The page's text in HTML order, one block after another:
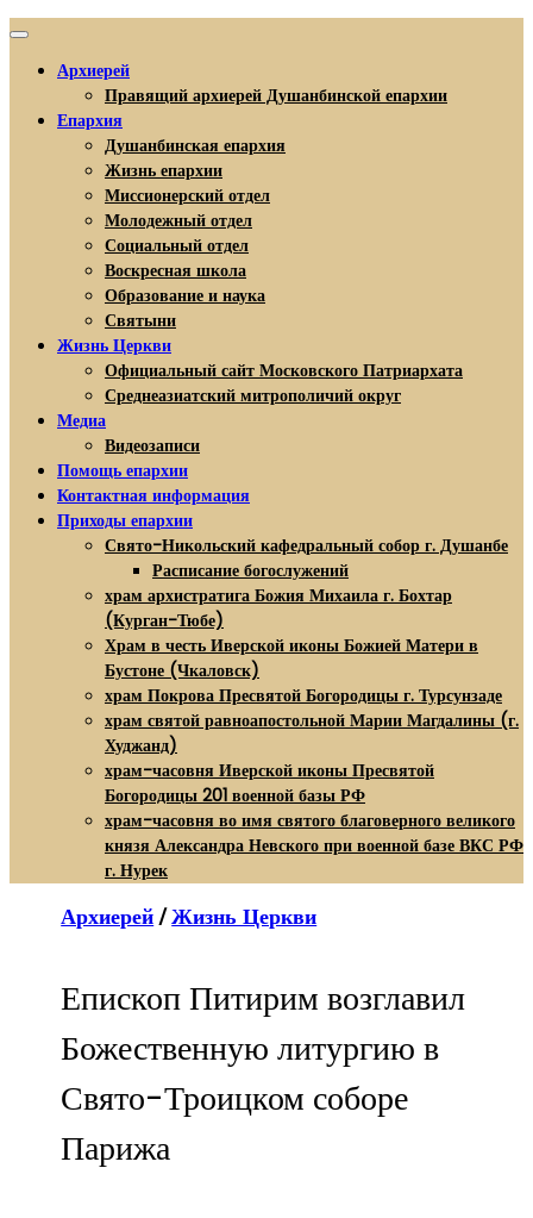
Архиерей
Правящий архиерей Душанбинской епархии
Епархия
Душанбинская епархия
Жизнь епархии
Миссионерский отдел
Молодежный отдел
Социальный отдел
Воскресная школа
Образование и наука
Святыни
Жизнь Церкви
Официальный сайт Московского Патриархата
Среднеазиатский митрополичий округ
Медиа
Видеозаписи
Помощь епархии
Контактная информация
Приходы епархии
Свято-Никольский кафедральный собор г. Душанбе
Расписание богослужений
храм архистратига Божия Михаила г. Бохтар
(Курган-Тюбе)
Храм в честь Иверской иконы Божией Матери в
Бустоне (Чкаловск)
храм Покрова Пресвятой Богородицы г. Турсунзаде
храм святой равноапостольной Марии Магдалины (г.
Худжанд)
храм-часовня Иверской иконы Пресвятой
Богородицы 201 военной базы РФ
храм-часовня во имя святого благоверного великого
князя Александра Невского при военной базе ВКС РФ
г. Нурек
Архиерей /Жизнь Церкви
Епископ Питирим возглавил
Божественную литургию в
Свято-Троицком соборе
Парижа